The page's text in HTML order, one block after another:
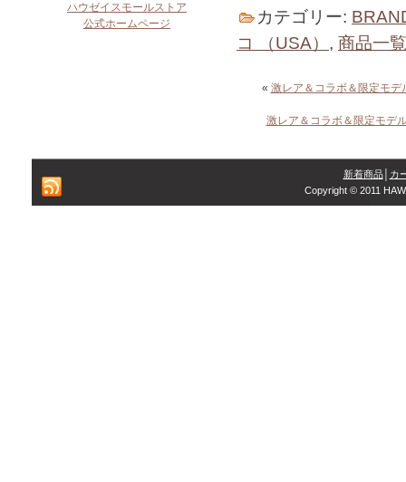
ハウゼイスモールストア
公式ホームページ
カテゴリー:
コ （USA） , 商品一覧
« 激レア＆コラボ＆限定モ
激レア＆コラボ＆限定モデ
新着商品│
カ
Copyright © 2011